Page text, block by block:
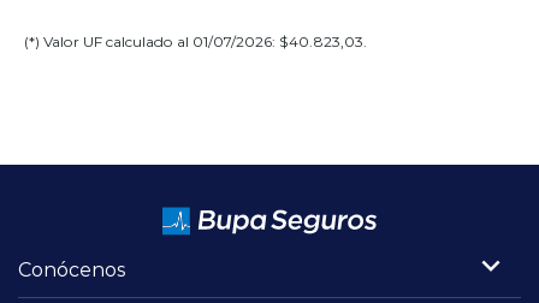
(*) Valor UF calculado al 01/07/2026: $40.823,03
Conócenos